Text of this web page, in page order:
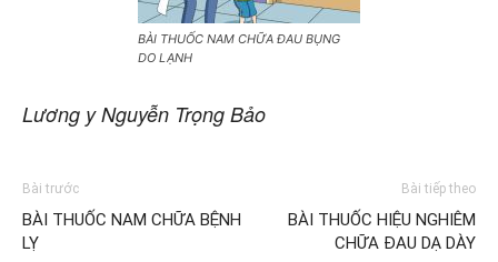
BÀI THUỐC NAM CHỮA ĐAU BỤNG
DO LẠNH
Lương y Nguyễn Trọng Bảo
Bài trước
BÀI THUỐC NAM CHỮA BỆNH
LỴ
Bài tiếp theo
BÀI THUỐC HIỆU NGHIÊM
CHỮA ĐAU DẠ DÀY